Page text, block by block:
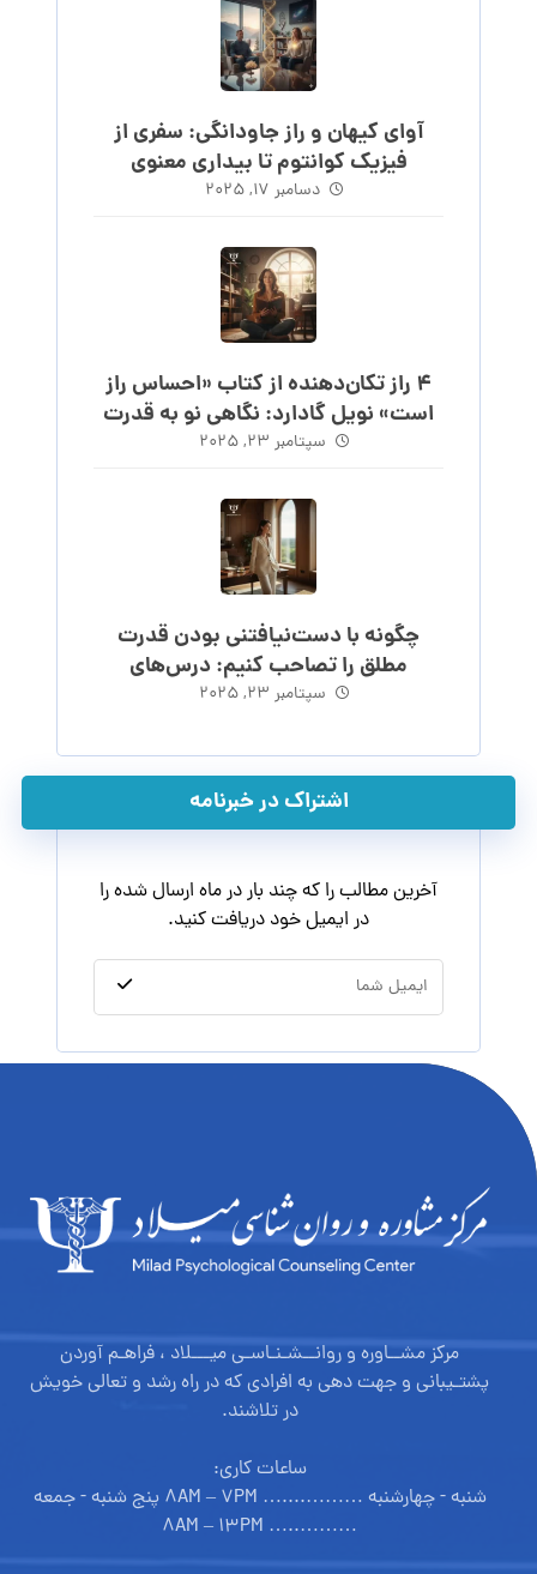
آوای کیهان و راز جاودانگی: سفری از
فیزیک کوانتوم تا بیداری معنوی
دسامبر ۱۷, ۲۰۲۵
۴ راز تکان‌دهنده از کتاب «احساس راز
است» نویل گادارد: نگاهی نو به قدرت
احساس
سپتامبر ۲۳, ۲۰۲۵
چگونه با دست‌نیافتنی بودن قدرت
مطلق را تصاحب کنیم: درس‌های
ماکیاولی
سپتامبر ۲۳, ۲۰۲۵
اشتراک در خبرنامه
آخرین مطالب را که چند بار در ماه ارسال شده را
در ایمیل خود دریافت کنید.
مرکز مشــاوره و روانــشـنـاسـی میـــلاد ، فراهـم آوردن
پشتـیبانی و جهت دهی به افرادی که در راه رشد و تعالی خویش
در تلاشند.
ساعات کاری:
شنبه - چهارشنبه ………....… ۸AM – ۷PM پنج شنبه - جمعه
………..… ۸AM – ۱۳PM